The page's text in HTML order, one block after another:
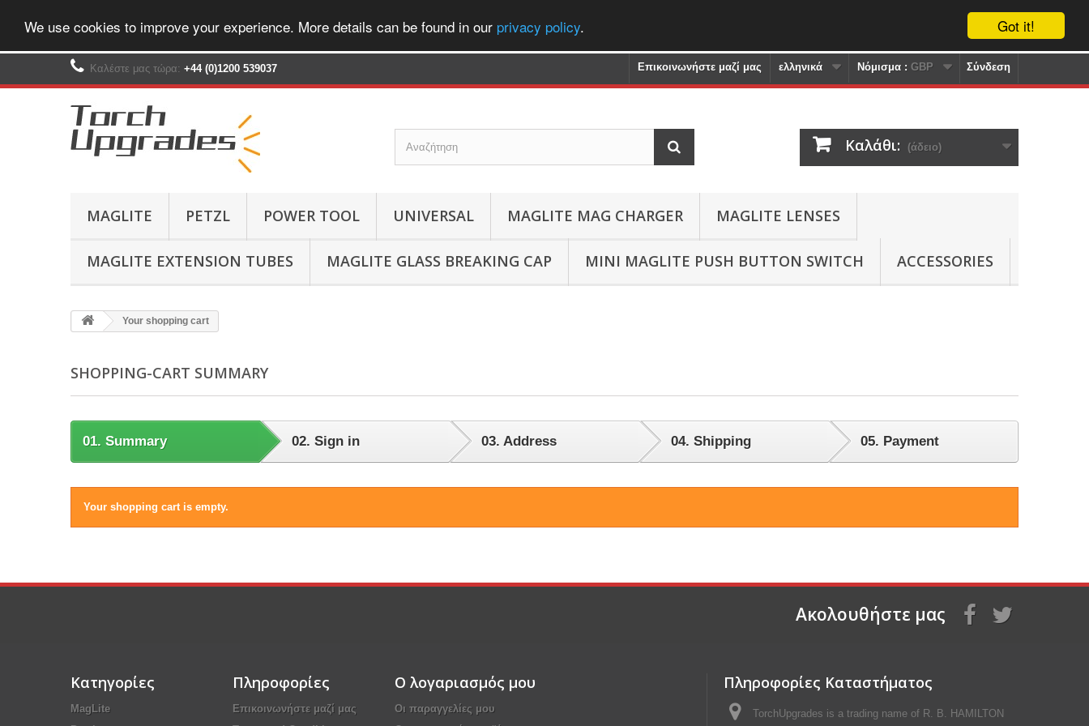
Got it!
We use cookies to improve your experience. More details can be found in our privacy policy.
Σύνδεση
Nόμισμα : GBP
ελληνικά
Επικοινωνήστε μαζί μας
Καλέστε μας τώρα: +44 (0)1200 539037‬
Καλάθι: (άδειο)
MAGLITE PETZL POWER TOOL UNIVERSAL MAGLITE MAG CHARGER MAGLITE LENSES
MAGLITE EXTENSION TUBES MAGLITE GLASS BREAKING CAP MINI MAGLITE PUSH BUTTON SWITCH ACCESSORIES
Your shopping cart
SHOPPING-CART SUMMARY
01. Summary 02. Sign in 03. Address 04. Shipping 05. Payment
Your shopping cart is empty.
Aκολουθήστε μας
Κατηγορίες
MagLite
Πληροφορίες
Επικοινωνήστε μαζί μας
Ο λογαριασμός μου
Οι παραγγελίες μου
Πληροφορίες Καταστήματος
TorchUpgrades is a trading name of R. B. HAMILTON